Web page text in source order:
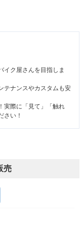
イク屋さんを目指しま
テナンスやカスタムも安
実際に「見て」「触れ
さい！
売